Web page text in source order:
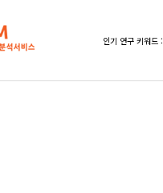
인기 연구 키워드 :